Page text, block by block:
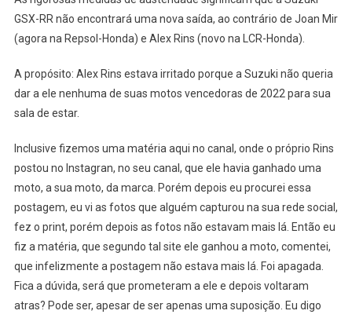
GSX-RR não encontrará uma nova saída, ao contrário de Joan Mir
(agora na Repsol-Honda) e Alex Rins (novo na LCR-Honda).
A propósito: Alex Rins estava irritado porque a Suzuki não queria
dar a ele nenhuma de suas motos vencedoras de 2022 para sua
sala de estar.
Inclusive fizemos uma matéria aqui no canal, onde o próprio Rins
postou no Instagran, no seu canal, que ele havia ganhado uma
moto, a sua moto, da marca. Porém depois eu procurei essa
postagem, eu vi as fotos que alguém capturou na sua rede social,
fez o print, porém depois as fotos não estavam mais lá. Então eu
fiz a matéria, que segundo tal site ele ganhou a moto, comentei,
que infelizmente a postagem não estava mais lá. Foi apagada.
Fica a dúvida, será que prometeram a ele e depois voltaram
atras? Pode ser, apesar de ser apenas uma suposição. Eu digo